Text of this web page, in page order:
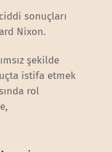
sonuçları
Nixon.
şekilde
istifa etmek
rol